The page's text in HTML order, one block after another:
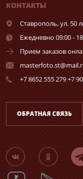
КОНТАКТЫ
Ставрополь,ул. 50
Ежедневно 09:00 -
Прием заказов
+7 8652 555 279 +7
ОБРАТНАЯ СВЯЗЬ